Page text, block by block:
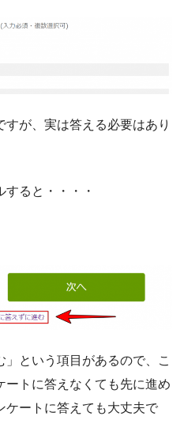
が、実は答える必要はあり
ると・・・・
」という項目があるので、こ
ートに答えなくても先に進め
ケートに答えても大丈夫で